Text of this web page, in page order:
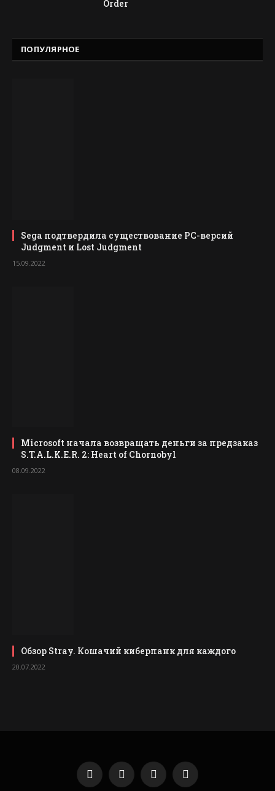
Order
ПОПУЛЯРНОЕ
Sega подтвердила существование PC-версий
Judgment и Lost Judgment
15.09.2022
Microsoft начала возвращать деньги за предзаказ
S.T.A.L.K.E.R. 2: Heart of Chornobyl
08.09.2022
Обзор Stray. Кошачий киберпанк для каждого
20.07.2022
VKontakteYouTubeInstagramTelegram